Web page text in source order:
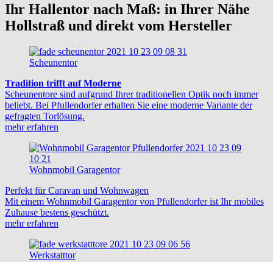
Ihr Hallentor nach Maß: in Ihrer Nähe
Hollstraß und direkt vom Hersteller
Scheunentor
Tradition trifft auf Moderne
Scheunentore sind aufgrund Ihrer traditionellen Optik noch immer
beliebt. Bei Pfullendorfer erhalten Sie eine moderne Variante der
gefragten Torlösung.
mehr erfahren
Wohnmobil Garagentor
Perfekt für Caravan und Wohnwagen
Mit einem Wohnmobil Garagentor von Pfullendorfer ist Ihr mobiles
Zuhause bestens geschützt.
mehr erfahren
Werkstatttor